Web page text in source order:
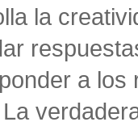
la
a los
La